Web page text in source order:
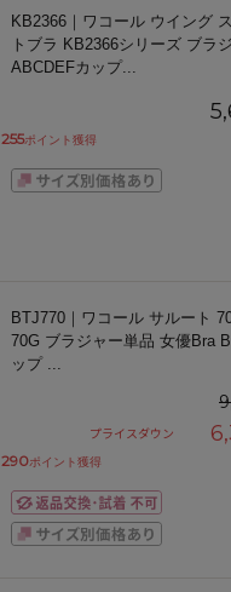
KB2366｜ワコール ウイング
トブラ KB2366シリーズ ブラ
ABCDEFカップ...
255ポイント獲得
BTJ770｜ワコール サルート
70G ブラジャー単品 女優Bra
ップ ...
プライスダウン
290ポイント獲得